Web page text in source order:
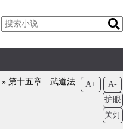
» 第十五章 武道法
A+
A-
护眼
关灯